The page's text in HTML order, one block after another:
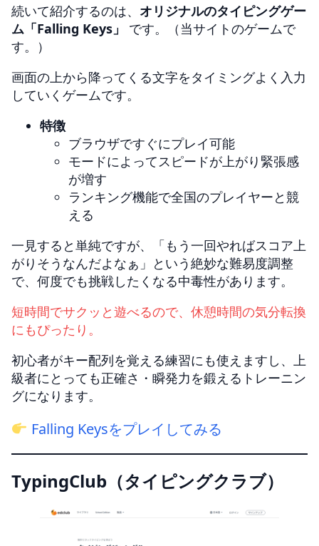
続いて紹介するのは、 オリジナルのタイピングゲー
ム「Falling Keys」
です。（当サイトのゲームで
す。）
画面の上から降ってくる文字をタイミングよく入力
していくゲームです。
特徴
ブラウザですぐにプレイ可能
モードによってスピードが上がり緊張感
が増す
ランキング機能で全国のプレイヤーと競
える
一見すると単純ですが、「もう一回やればスコア上
がりそうなんだよなぁ」という絶妙な難易度調整
で、何度でも挑戦したくなる中毒性があります。
短時間でサクッと遊べるので、休憩時間の気分転換
にもぴったり。
初心者がキー配列を覚える練習にも使えますし、上
級者にとっても正確さ・瞬発力を鍛えるトレーニン
グになります。
Falling Keysをプレイしてみる
TypingClub（タイピングクラブ）